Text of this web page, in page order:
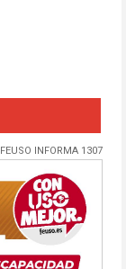
FEUSO INFORMA 1307